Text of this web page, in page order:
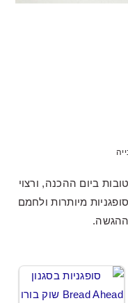
ביום ההכנה, ורצוי
מיותרות ולחמם
ההגשה.